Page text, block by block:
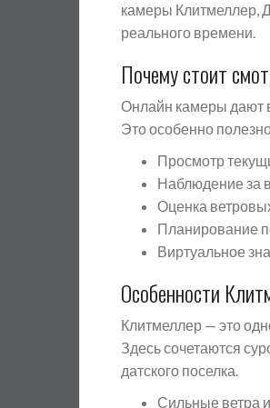
камеры Клитмеллер,
реального времени.
Почему стоит
Онлайн камеры дают
Это особенно
Просмотр
Наблюдение за
Оценка
Планирование
Виртуальное
Особенности
Клитмеллер — это
Здесь сочетаются
датского поселка.
Сильные ветра